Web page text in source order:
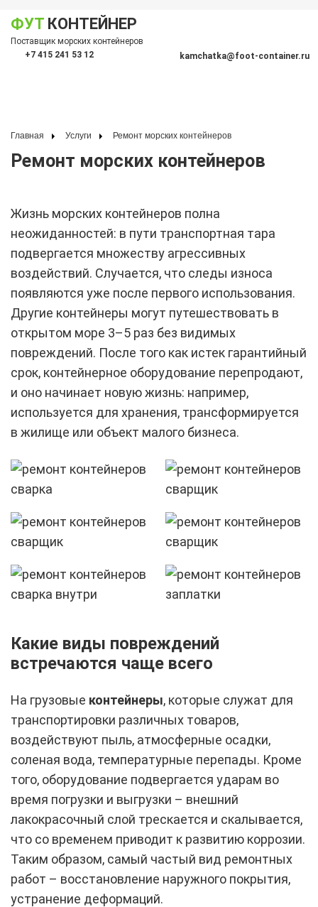
ФУТ КОНТЕЙНЕР
Поставщик морских контейнеров
+7 415 241 53 12
kamchatka@foot-container.ru
Главная Услуги Ремонт морских контейнеров
Ремонт морских контейнеров
Жизнь морских контейнеров полна
неожиданностей: в пути транспортная тара
подвергается множеству агрессивных
воздействий. Случается, что следы износа
появляются уже после первого использования.
Другие контейнеры могут путешествовать в
открытом море 3–5 раз без видимых
повреждений. После того как истек гарантийный
срок, контейнерное оборудование перепродают,
и оно начинает новую жизнь: например,
используется для хранения, трансформируется
в жилище или объект малого бизнеса.
Какие виды повреждений
встречаются чаще всего
На грузовые контейнеры, которые служат для
транспортировки различных товаров,
воздействуют пыль, атмосферные осадки,
соленая вода, температурные перепады. Кроме
того, оборудование подвергается ударам во
время погрузки и выгрузки – внешний
лакокрасочный слой трескается и скалывается,
что со временем приводит к развитию коррозии.
Таким образом, самый частый вид ремонтных
работ – восстановление наружного покрытия,
устранение деформаций.
меню